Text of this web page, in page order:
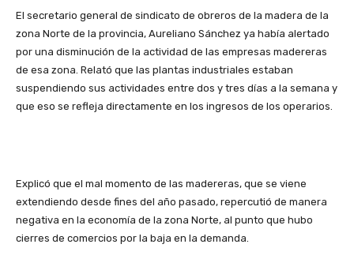
El secretario general de sindicato de obreros de la madera de la
zona Norte de la provincia, Aureliano Sánchez ya había alertado
por una disminución de la actividad de las empresas madereras
de esa zona. Relató que las plantas industriales estaban
suspendiendo sus actividades entre dos y tres días a la semana y
que eso se refleja directamente en los ingresos de los operarios.
Explicó que el mal momento de las madereras, que se viene
extendiendo desde fines del año pasado, repercutió de manera
negativa en la economía de la zona Norte, al punto que hubo
cierres de comercios por la baja en la demanda.